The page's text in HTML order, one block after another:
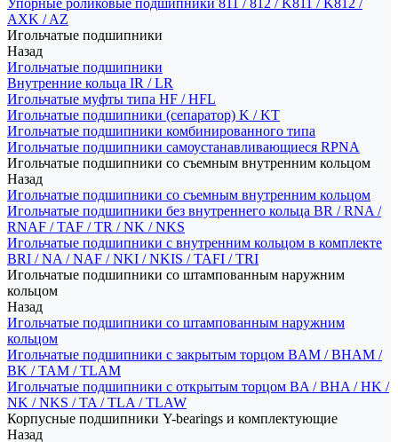
Упорные роликовые подшипники 811 / 812 / K811 / K812 /
AXK / AZ
Игольчатые подшипники
Назад
Игольчатые подшипники
Внутренние кольца IR / LR
Игольчатые муфты типа HF / HFL
Игольчатые подшипники (сепаратор) K / KT
Игольчатые подшипники комбинированного типа
Игольчатые подшипники самоустанавливающиеся RPNA
Игольчатые подшипники со съемным внутренним кольцом
Назад
Игольчатые подшипники со съемным внутренним кольцом
Игольчатые подшипники без внутреннего кольца BR / RNA /
RNAF / TAF / TR / NK / NKS
Игольчатые подшипники с внутренним кольцом в комплекте
BRI / NA / NAF / NKI / NKIS / TAFI / TRI
Игольчатые подшипники со штампованным наружним
кольцом
Назад
Игольчатые подшипники со штампованным наружним
кольцом
Игольчатые подшипники с закрытым торцом BAM / BHAM /
BK / TAM / TLAM
Игольчатые подшипники с открытым торцом BA / BHA / HK /
NK / NKS / TA / TLA / TLAW
Корпусные подшипники Y-bearings и комплектующие
Назад